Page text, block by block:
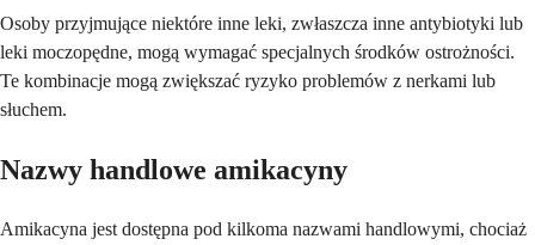
Osoby przyjmujące niektóre inne leki, zwłaszcza inne antybiotyki lub
leki moczopędne, mogą wymagać specjalnych środków ostrożności.
Te kombinacje mogą zwiększać ryzyko problemów z nerkami lub
słuchem.
Nazwy handlowe amikacyny
Amikacyna jest dostępna pod kilkoma nazwami handlowymi, chociaż